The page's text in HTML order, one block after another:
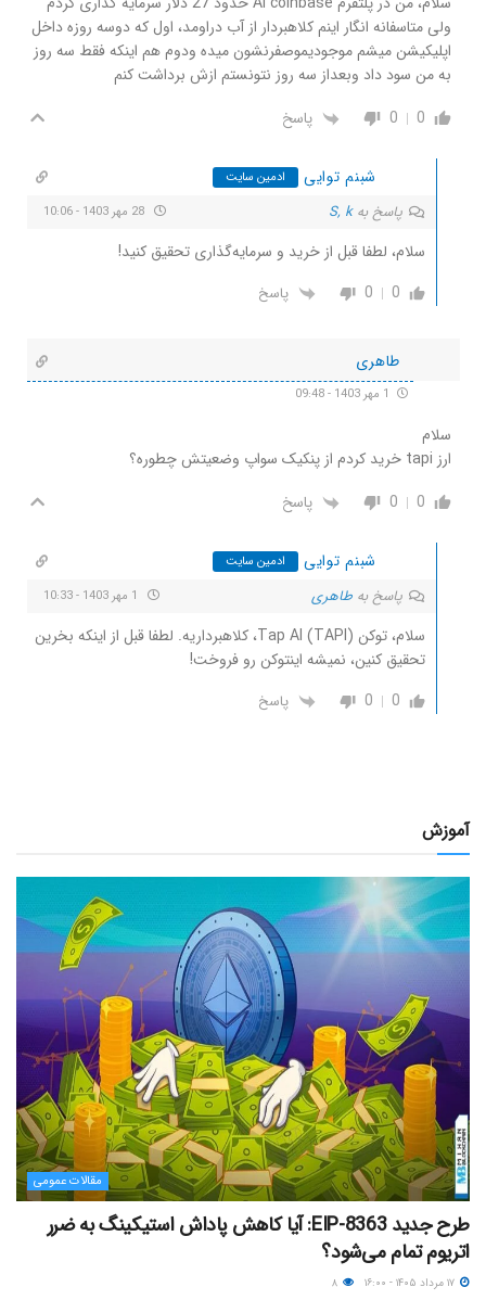
ولی متاسفانه انگار اینم کلاهبردار از آب دراومد، اول که دوسه روزه داخل
اپلیکیشن میشم موجودیموصفرنشون میده ودوم هم اینکه فقط سه روز
به من سود داد وبعداز سه روز نتونستم ازش برداشت کنم
0
0 پاسخ
شبنم توایی ادمین سایت
پاسخ بهS, k
سلام، لطفا قبل از خرید و سرمایه‌گذاری تحقیق کنید!
0
0 پاسخ
طاهری
سلام
ارز tapi خرید کردم از پنکیک سواپ وضعیتش چطوره؟
0
0 پاسخ
شبنم توایی ادمین سایت
پاسخ به طاهری
سلام، توکن Tap AI (TAPI)، کلاهبرداریه. لطفا قبل از اینکه بخرین
تحقیق کنین، نمیشه اینتوکن رو فروخت!
0
0 پاسخ
آموزش
مقالات عمومی
طرح جدید EIP-8363: آیا کاهش پاداش استیکینگ به ضرر
اتریوم تمام می‌شود؟